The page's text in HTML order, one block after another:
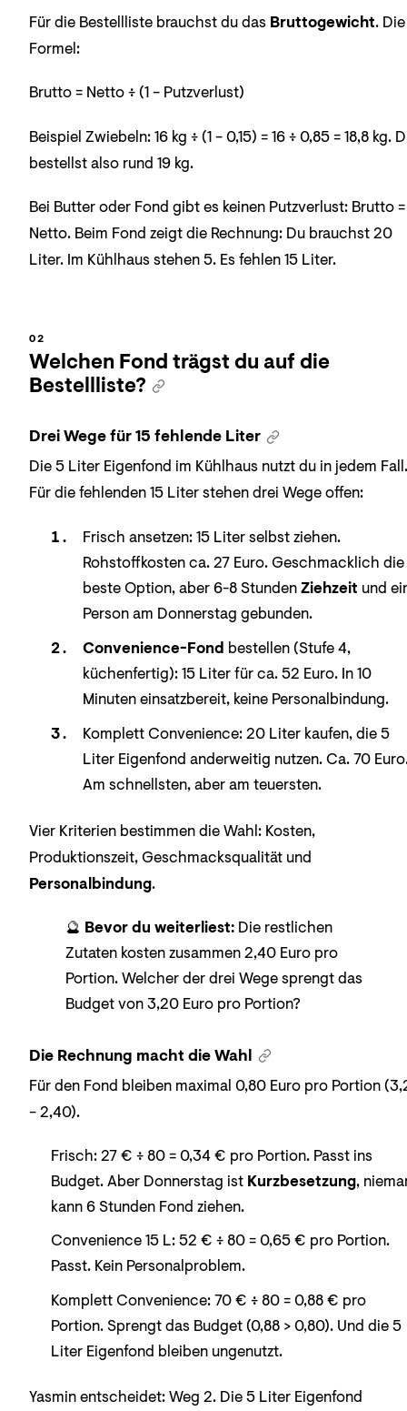
Für die Bestellliste brauchst du das Bruttogewicht. Die
Formel:
Brutto = Netto ÷ (1 − Putzverlust)
Beispiel Zwiebeln: 16 kg ÷ (1 − 0,15) = 16 ÷ 0,85 = 18,8 kg.
bestellst also rund 19 kg.
Bei Butter oder Fond gibt es keinen Putzverlust: Brutto =
Netto. Beim Fond zeigt die Rechnung: Du brauchst 20
Liter. Im Kühlhaus stehen 5. Es fehlen 15 Liter.
Welchen Fond trägst du auf die
Bestellliste?
Drei Wege für 15 fehlende Liter
Die 5 Liter Eigenfond im Kühlhaus nutzt du in jedem Fall.
Für die fehlenden 15 Liter stehen drei Wege offen:
Frisch ansetzen: 15 Liter selbst ziehen.
Rohstoffkosten ca. 27 Euro. Geschmacklich die
beste Option, aber 6-8 StundenZiehzeit und
Person am Donnerstag gebunden.
Convenience-Fond bestellen (Stufe 4,
küchenfertig): 15 Liter für ca. 52 Euro. In 10
Minuten einsatzbereit, keine Personalbindung.
Komplett Convenience: 20 Liter kaufen, die 5
Liter Eigenfond anderweitig nutzen. Ca. 70
Am schnellsten, aber am teuersten.
Vier Kriterien bestimmen die Wahl: Kosten,
Produktionszeit, Geschmacksqualität und
Personalbindung.
🔮 Bevor du weiterliest: Die restlichen
Zutaten kosten zusammen 2,40 Euro pro
Portion. Welcher der drei Wege sprengt das
Budget von 3,20 Euro pro Portion?
Die Rechnung macht die Wahl
Für den Fond bleiben maximal 0,80 Euro pro Portion
− 2,40).
Frisch: 27 € ÷ 80 = 0,34 € pro Portion. Passt ins
Budget. Aber Donnerstag ist Kurzbesetzung,
kann 6 Stunden Fond ziehen.
Convenience 15 L: 52 € ÷ 80 = 0,65 € pro Portion.
Passt. Kein Personalproblem.
Komplett Convenience: 70 € ÷ 80 = 0,88 € pro
Portion. Sprengt das Budget (0,88 > 0,80). Und die 5
Liter Eigenfond bleiben ungenutzt.
Yasmin entscheidet: Weg 2. Die 5 Liter Eigenfond